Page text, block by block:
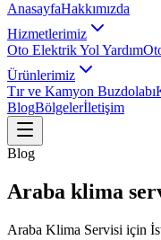
AnasayfaHakkımızda
Hizmetlerimiz
Oto Elektrik Yol Yardım
Ürünlerimiz
Tır ve Kamyon Buzdolabı
BlogBölgelerİletişim
Blog
Araba klima
Araba Klima Servisi için